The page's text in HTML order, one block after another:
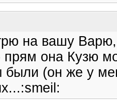
на вашу
прям она Кузю
были (он же у